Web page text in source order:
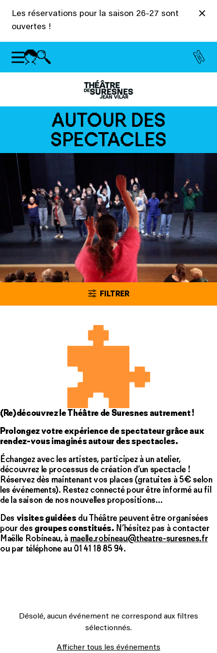
Les réservations pour la saison 26-27 sont
ouvertes !
AUTOUR DES
SPECTACLES
FILTRER
(Re)découvrez le Théâtre de Suresnes autrement !
Prolongez votre expérience de spectateur grâce aux
rendez-vous imaginés autour des spectacles.
Échangez avec les artistes, participez à un atelier,
découvrez le processus de création d’un spectacle !
Réservez dès maintenant vos places (gratuites à 5€ selon
les événements). Restez connecté pour être informé au fil
de la saison de nos nouvelles propositions…
Des visites guidées du Théâtre peuvent être organisées
pour des groupes constitués. N’hésitez pas à contacter
Maëlle Robineau, à maelle.robineau@theatre-suresnes.fr
ou par téléphone au 01 41 18 85 94.
Désolé, aucun événement ne correspond aux filtres
sélectionnés.
Afficher tous les événements